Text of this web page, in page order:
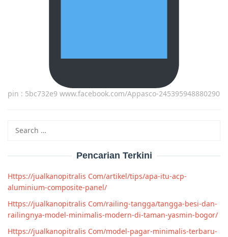
pin : 5bc732e9 www.facebook.com/Appasco-245395948880290
Pencarian Terkini
Https://jualkanopitralis Com/artikel/tips/apa-itu-acp-
aluminium-composite-panel/
Https://jualkanopitralis Com/railing-tangga/tangga-besi-dan-
railingnya-model-minimalis-modern-di-taman-yasmin-bogor/
Https://jualkanopitralis Com/model-pagar-minimalis-terbaru-